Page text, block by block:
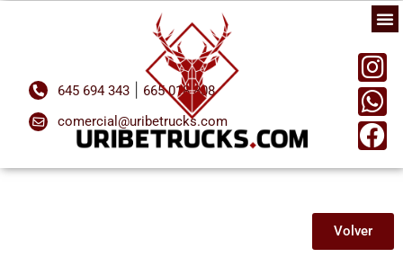
645 694 343
665 018 808
comercial@uribetrucks.com
Volver